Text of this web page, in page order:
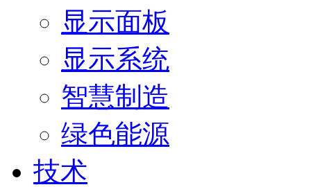
显示面板
显示系统
智慧制造
绿色能源
技术